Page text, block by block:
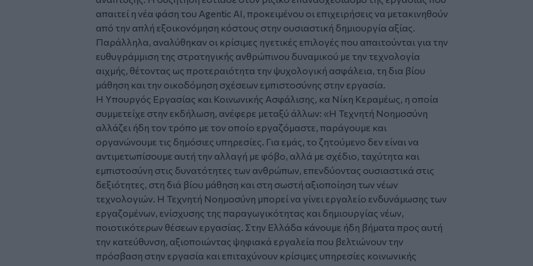
απαιτεί η νέα φάση του Agentic AI, προκειμένου οι επιχειρήσεις να μετακινηθούν
από την απλή εξοικονόμηση κόστους στην ουσιαστική δημιουργία αξίας.
Παράλληλα, αναλύθηκαν οι κρίσιμες ηγετικές επιλογές που απαιτούνται για την
ευθυγράμμιση της στρατηγικής ανθρώπινου δυναμικού με την τεχνολογία
αιχμής, θέτοντας ως προτεραιότητα την ψυχολογική ασφάλεια, τη δια βίου
μάθηση και την οικοδόμηση σχέσεων εμπιστοσύνης στην εργασία.
Η Υπουργός Εργασίας και Κοινωνικής Ασφάλισης, κα Νίκη Κεραμέως, η οποία
συμμετείχε στην εκδήλωση, ανέφερε μεταξύ άλλων: «Η Τεχνητή Νοημοσύνη
αλλάζει ήδη τον τρόπο με τον οποίο εργαζόμαστε, παράγουμε και
οργανώνουμε τις δημόσιες υπηρεσίες. Για εμάς, το ζητούμενο δεν είναι να
αντιμετωπίσουμε αυτή την αλλαγή με φόβο, αλλά με σχέδιο, ταχύτητα και
εμπιστοσύνη στις δυνατότητες των ανθρώπων, επενδύοντας ουσιαστικά στις
δεξιότητες, στη διά βίου μάθηση και στη σωστή αξιοποίηση των νέων
τεχνολογιών. Η Τεχνητή Νοημοσύνη μπορεί να γίνει εργαλείο ενδυνάμωσης των
εργαζομένων, ενίσχυσης της παραγωγικότητας και δημιουργίας νέων,
ποιοτικότερων θέσεων εργασίας. Στην Ελλάδα κάνουμε ήδη βήματα προς αυτή
την κατεύθυνση, αξιοποιώντας ψηφιακά εργαλεία που βελτιώνουν την
πρόσβαση στην εργασία και επιταχύνουν κρίσιμες υπηρεσίες κοινωνικής